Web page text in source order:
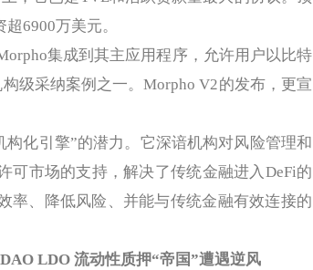
6900万美元。
集成到其主应用程序，允许用户以比特
级采纳案例之一。Morpho V2的发布，更宣
化引擎”的潜力。它深谙机构对风险管理和
可市场的支持，解决了传统金融进入DeFi的
率、降低风险、并能与传统金融有效连接的
LDO 流动性质押“帝国”遭遇逆风